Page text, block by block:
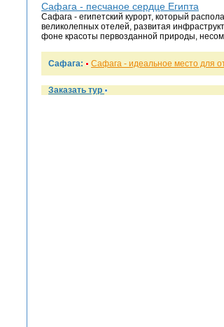
Сафага - песчаное сердце Египта
Сафага - египетский курорт, который
великолепных отелей, развитая
фоне красоты первозданной природы,
Сафага: Сафага - идеальное место для
Заказать тур